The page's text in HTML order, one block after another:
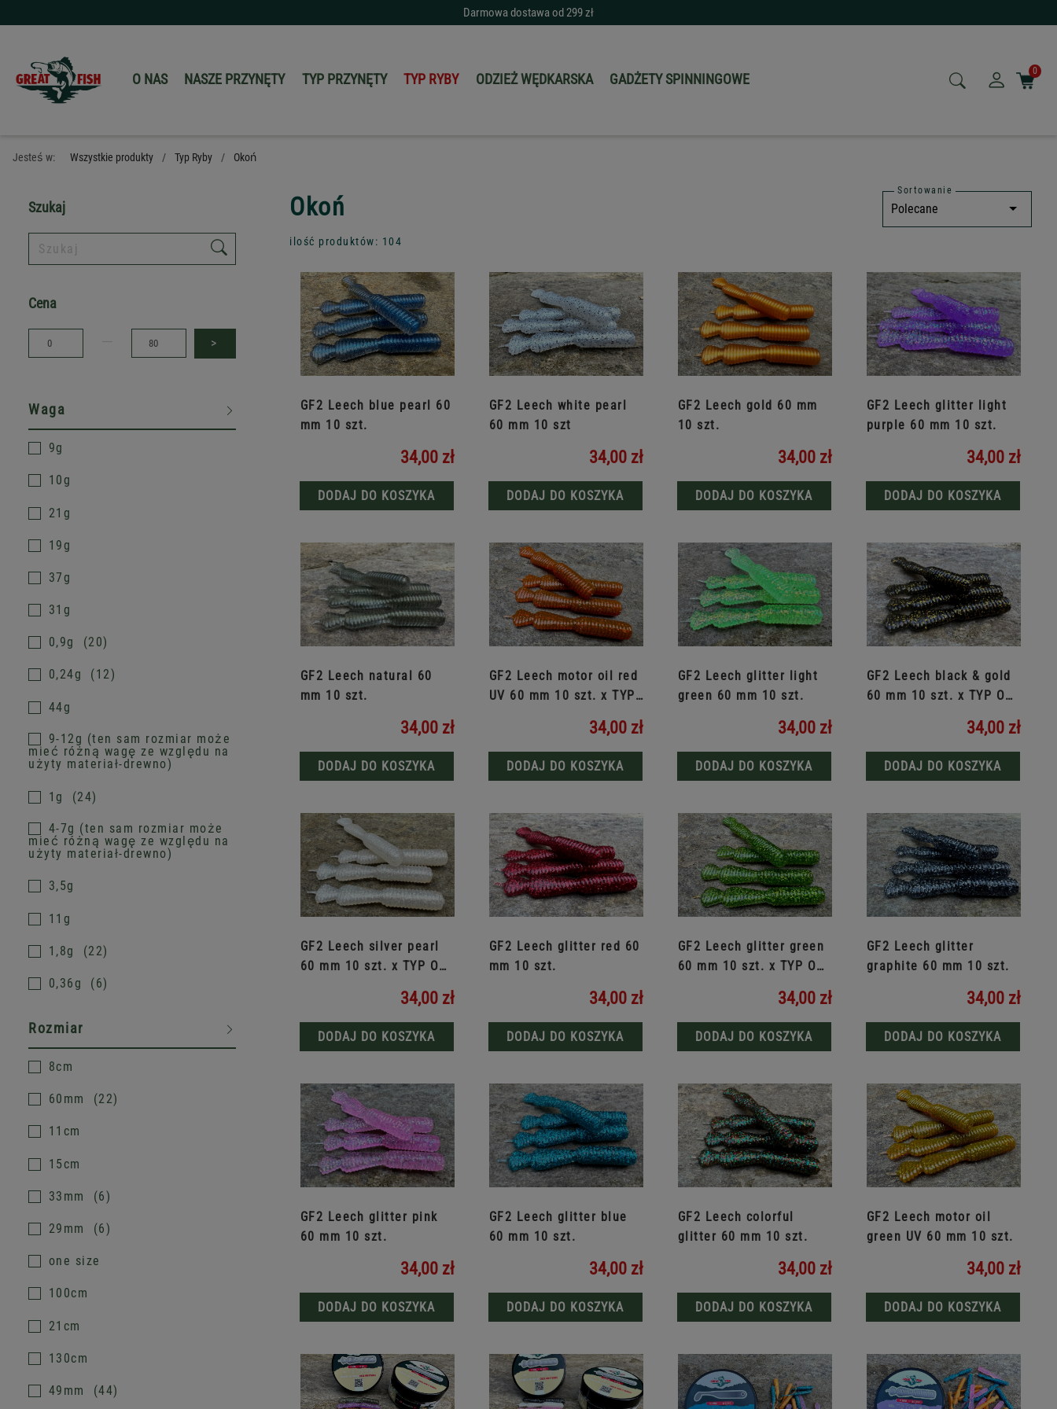
Darmowa dostawa od 299 zł
O NAS NASZE PRZYNĘTY TYP PRZYNĘTY TYP RYBY ODZIEŻ WĘDKARSKA GADŻETY SPINNINGOWE 0
Jesteś w: Wszystkie produkty Typ Ryby Okoń
Szukaj
Cena
>
Waga
9g
10g
21g
19g
37g
31g
0,9g 20
0,24g 12
44g
9-12g (ten sam rozmiar może
mieć różną wagę ze względu na
użyty materiał-drewno)
1g 24
4-7g (ten sam rozmiar może
mieć różną wagę ze względu na
użyty materiał-drewno)
3,5g
11g
1,8g 22
0,36g 6
Rozmiar
8cm
60mm 22
11cm
15cm
33mm 6
29mm 6
one size
100cm
21cm
130cm
49mm 44
Sortowanie
Okoń
ilość produktów: 104
GF2 Leech blue pearl 60
mm 10 szt.
34,00 zł
DODAJ DO KOSZYKA
GF2 Leech white pearl
60 mm 10 szt
34,00 zł
DODAJ DO KOSZYKA
GF2 Leech gold 60 mm
10 szt.
34,00 zł
DODAJ DO KOSZYKA
GF2 Leech glitter light
purple 60 mm 10 szt.
34,00 zł
DODAJ DO KOSZYKA
GF2 Leech natural 60
mm 10 szt.
34,00 zł
DODAJ DO KOSZYKA
GF2 Leech motor oil red
UV 60 mm 10 szt. x TYP
34,00 zł
DODAJ DO KOSZYKA
GF2 Leech glitter light
green 60 mm 10 szt.
34,00 zł
DODAJ DO KOSZYKA
GF2 Leech black & gold
60 mm 10 szt. x TYP OD
34,00 zł
DODAJ DO KOSZYKA
GF2 Leech silver pearl
60 mm 10 szt. x TYP OD
34,00 zł
DODAJ DO KOSZYKA
GF2 Leech glitter red 60
mm 10 szt.
34,00 zł
DODAJ DO KOSZYKA
GF2 Leech glitter green
60 mm 10 szt. x TYP OD
34,00 zł
DODAJ DO KOSZYKA
GF2 Leech glitter
graphite 60 mm 10 szt.
34,00 zł
DODAJ DO KOSZYKA
GF2 Leech glitter pink
60 mm 10 szt.
34,00 zł
DODAJ DO KOSZYKA
GF2 Leech glitter blue
60 mm 10 szt.
34,00 zł
DODAJ DO KOSZYKA
GF2 Leech colorful
glitter 60 mm 10 szt.
34,00 zł
DODAJ DO KOSZYKA
GF2 Leech motor oil
green UV 60 mm 10 szt.
34,00 zł
DODAJ DO KOSZYKA